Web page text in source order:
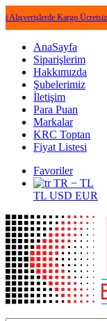
Kargo Ücretsiz! •
AnaSayfa
Siparişlerim
Hakkımızda
Şubelerimiz
İletişim
Para Puan
Markalar
KRC Toptan
Fiyat Listesi
Favoriler
TR − TL
TL USD EUR